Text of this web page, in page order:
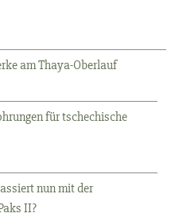
am Thaya-Oberlauf
für tschechische
nun mit der
II?